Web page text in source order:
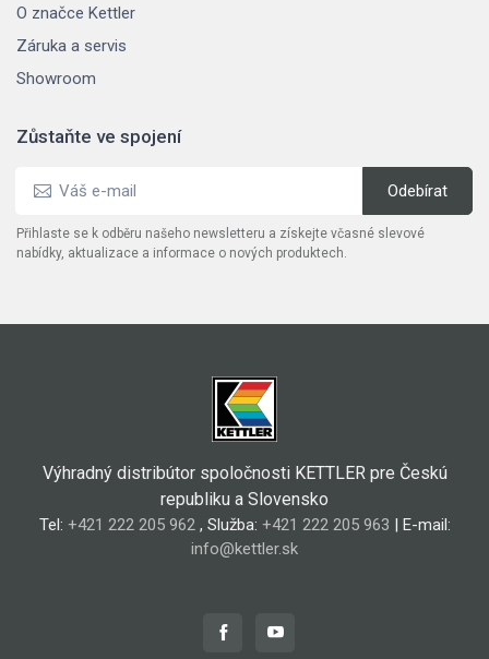
O značce Kettler
Záruka a servis
Showroom
Zůstaňte ve spojení
Přihlaste se k odběru našeho newsletteru a získejte včasné slevové
nabídky, aktualizace a informace o nových produktech.
Výhradný distribútor spoločnosti KETTLER pre Českú
republiku a Slovensko
Tel: +421 222 205 962, Služba: +421 222 205 963 | E-mail:
info@kettler.sk